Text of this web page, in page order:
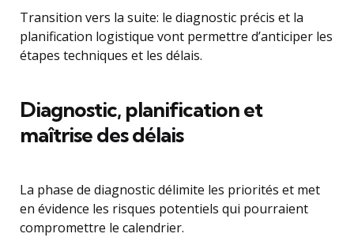
Transition vers la suite: le diagnostic précis et la
planification logistique vont permettre d’anticiper les
étapes techniques et les délais.
Diagnostic, planification et
maîtrise des délais
La phase de diagnostic délimite les priorités et met
en évidence les risques potentiels qui pourraient
compromettre le calendrier.